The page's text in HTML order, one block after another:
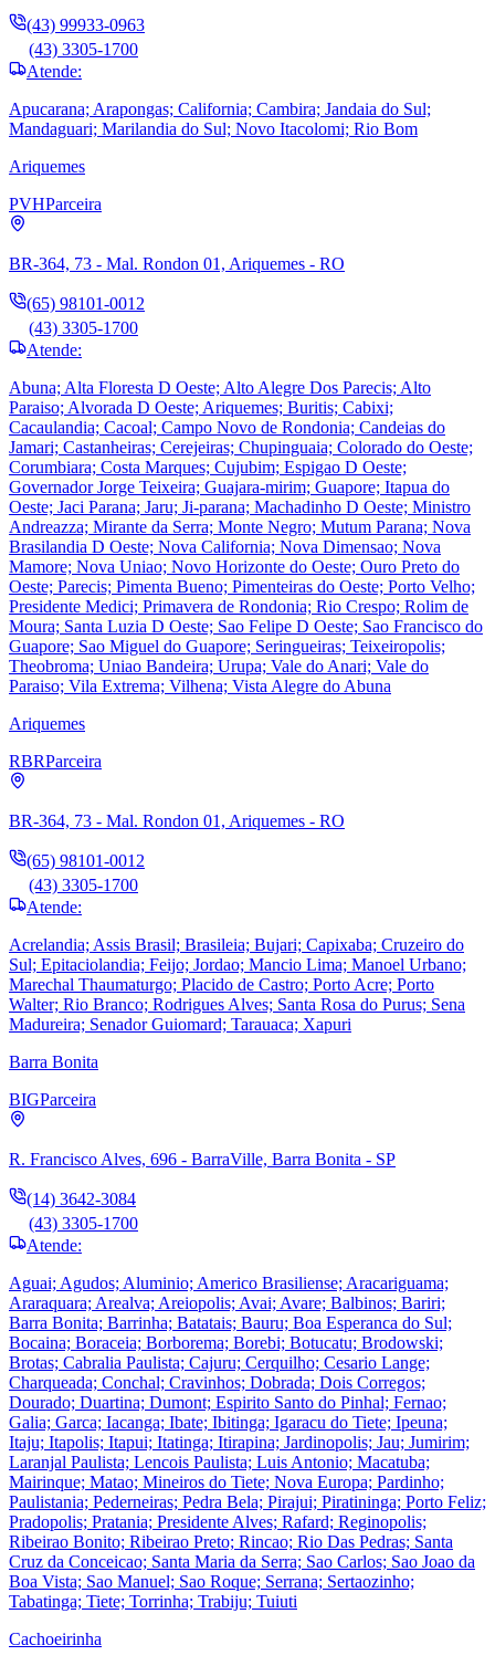
(43) 99933-0963
(43) 3305-1700
Atende:
Apucarana; Arapongas; California; Cambira; Jandaia do Sul;
Mandaguari; Marilandia do Sul; Novo Itacolomi; Rio Bom
Ariquemes
PVHParceira
BR-364, 73 - Mal. Rondon 01, Ariquemes - RO
(65) 98101-0012
(43) 3305-1700
Atende:
Abuna; Alta Floresta D Oeste; Alto Alegre Dos Parecis; Alto
Paraiso; Alvorada D Oeste; Ariquemes; Buritis; Cabixi;
Cacaulandia; Cacoal; Campo Novo de Rondonia; Candeias do
Jamari; Castanheiras; Cerejeiras; Chupinguaia; Colorado do Oeste;
Corumbiara; Costa Marques; Cujubim; Espigao D Oeste;
Governador Jorge Teixeira; Guajara-mirim; Guapore; Itapua do
Oeste; Jaci Parana; Jaru; Ji-parana; Machadinho D Oeste; Ministro
Andreazza; Mirante da Serra; Monte Negro; Mutum Parana; Nova
Brasilandia D Oeste; Nova California; Nova Dimensao; Nova
Mamore; Nova Uniao; Novo Horizonte do Oeste; Ouro Preto do
Oeste; Parecis; Pimenta Bueno; Pimenteiras do Oeste; Porto Velho;
Presidente Medici; Primavera de Rondonia; Rio Crespo; Rolim de
Moura; Santa Luzia D Oeste; Sao Felipe D Oeste; Sao Francisco do
Guapore; Sao Miguel do Guapore; Seringueiras; Teixeiropolis;
Theobroma; Uniao Bandeira; Urupa; Vale do Anari; Vale do
Paraiso; Vila Extrema; Vilhena; Vista Alegre do Abuna
Ariquemes
RBRParceira
BR-364, 73 - Mal. Rondon 01, Ariquemes - RO
(65) 98101-0012
(43) 3305-1700
Atende:
Acrelandia; Assis Brasil; Brasileia; Bujari; Capixaba; Cruzeiro do
Sul; Epitaciolandia; Feijo; Jordao; Mancio Lima; Manoel Urbano;
Marechal Thaumaturgo; Placido de Castro; Porto Acre; Porto
Walter; Rio Branco; Rodrigues Alves; Santa Rosa do Purus; Sena
Madureira; Senador Guiomard; Tarauaca; Xapuri
Barra Bonita
BIGParceira
R. Francisco Alves, 696 - BarraVille, Barra Bonita - SP
(14) 3642-3084
(43) 3305-1700
Atende:
Aguai; Agudos; Aluminio; Americo Brasiliense; Aracariguama;
Araraquara; Arealva; Areiopolis; Avai; Avare; Balbinos; Bariri;
Barra Bonita; Barrinha; Batatais; Bauru; Boa Esperanca do Sul;
Bocaina; Boraceia; Borborema; Borebi; Botucatu; Brodowski;
Brotas; Cabralia Paulista; Cajuru; Cerquilho; Cesario Lange;
Charqueada; Conchal; Cravinhos; Dobrada; Dois Corregos;
Dourado; Duartina; Dumont; Espirito Santo do Pinhal; Fernao;
Galia; Garca; Iacanga; Ibate; Ibitinga; Igaracu do Tiete; Ipeuna;
Itaju; Itapolis; Itapui; Itatinga; Itirapina; Jardinopolis; Jau; Jumirim;
Laranjal Paulista; Lencois Paulista; Luis Antonio; Macatuba;
Mairinque; Matao; Mineiros do Tiete; Nova Europa; Pardinho;
Paulistania; Pederneiras; Pedra Bela; Pirajui; Piratininga; Porto Feliz;
Pradopolis; Pratania; Presidente Alves; Rafard; Reginopolis;
Ribeirao Bonito; Ribeirao Preto; Rincao; Rio Das Pedras; Santa
Cruz da Conceicao; Santa Maria da Serra; Sao Carlos; Sao Joao da
Boa Vista; Sao Manuel; Sao Roque; Serrana; Sertaozinho;
Tabatinga; Tiete; Torrinha; Trabiju; Tuiuti
Cachoeirinha